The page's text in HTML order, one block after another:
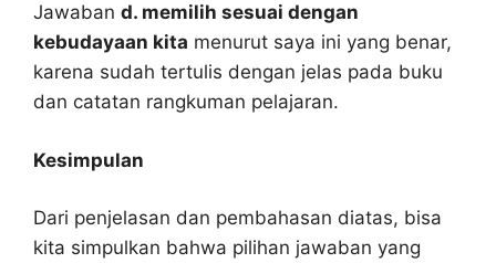
Jawaban d. memilih sesuai dengan
kebudayaan kita menurut saya ini yang benar,
karena sudah tertulis dengan jelas pada buku
dan catatan rangkuman pelajaran.
Kesimpulan
Dari penjelasan dan pembahasan diatas, bisa
kita simpulkan bahwa pilihan jawaban yang